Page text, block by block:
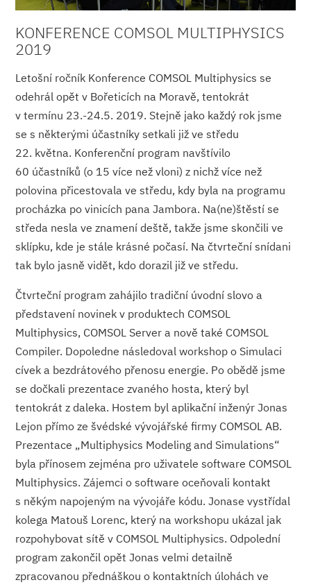
KONFERENCE COMSOL MULTIPHYSICS
2019
Letošní ročník Konference COMSOL Multiphysics se
odehrál opět v Bořeticích na Moravě, tentokrát
v termínu 23.-24.5. 2019. Stejně jako každý rok jsme
se s některými účastníky setkali již ve středu
22. května. Konferenční program navštívilo
60 účastníků (o 15 více než vloni) z nichž více než
polovina přicestovala ve středu, kdy byla na programu
procházka po vinicích pana Jambora. Na(ne)štěstí se
středa nesla ve znamení deště, takže jsme skončili ve
sklípku, kde je stále krásné počasí. Na čtvrteční snídani
tak bylo jasně vidět, kdo dorazil již ve středu.
Čtvrteční program zahájilo tradiční úvodní slovo a
představení novinek v produktech COMSOL
Multiphysics, COMSOL Server a nově také COMSOL
Compiler. Dopoledne následoval workshop o Simulaci
cívek a bezdrátového přenosu energie. Po obědě jsme
se dočkali prezentace zvaného hosta, který byl
tentokrát z daleka. Hostem byl aplikační inženýr Jonas
Lejon přímo ze švédské vývojářské firmy COMSOL AB.
Prezentace „Multiphysics Modeling and Simulations“
byla přínosem zejména pro uživatele software COMSOL
Multiphysics. Zájemci o software oceňovali kontakt
s někým napojeným na vývojáře kódu. Jonase vystřídal
kolega Matouš Lorenc, který na workshopu ukázal jak
rozpohybovat sítě v COMSOL Multiphysics. Odpolední
program zakončil opět Jonas velmi detailně
zpracovanou přednáškou o kontaktních úlohách ve